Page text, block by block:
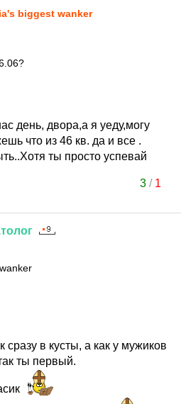
biggest wanker
день, двора,а я уеду,могу
что из 46 кв. да и все .
ты просто успевай
3/ 1
толог
сразу в кусты, а как у мужиков
ты первый.